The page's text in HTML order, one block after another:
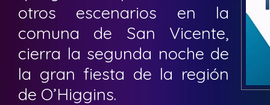
otros escenarios en la
comuna de San Vicente,
cierra la segunda noche de
la gran fiesta de la región
de O’Higgins.